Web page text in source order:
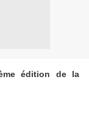
édition de la